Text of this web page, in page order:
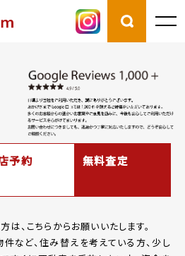
予約 無料査定
、こちらからお願いいたします。
など、住み替えを考えている方、少し